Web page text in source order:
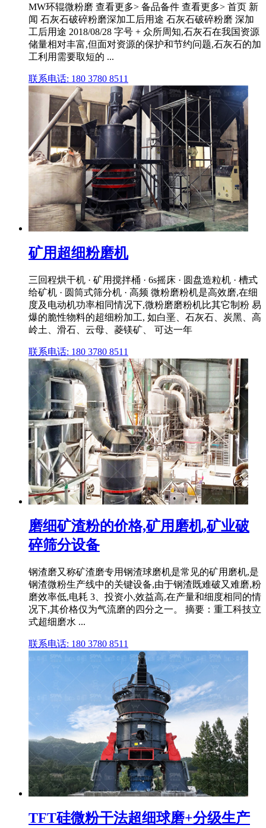
MW环辊微粉磨 查看更多> 备品备件 查看更多> 首页 新
闻 石灰石破碎粉磨深加工后用途 石灰石破碎粉磨 深加
工后用途 2018/08/28 字号 + 众所周知,石灰石在我国资源
储量相对丰富,但面对资源的保护和节约问题,石灰石的加
工利用需要取短的 ...
联系电话: 180 3780 8511
矿用超细粉磨机
三回程烘干机 · 矿用搅拌桶 · 6s摇床 · 圆盘造粒机 · 槽式
给矿机 · 圆筒式筛分机 · 高频 微粉磨粉机是高效磨,在细
度及电动机功率相同情况下,微粉磨磨粉机比其它制粉 易
爆的脆性物料的超细粉加工, 如白垩、石灰石、炭黑、高
岭土、滑石、云母、菱镁矿、 可达一年
联系电话: 180 3780 8511
磨细矿渣粉的价格,矿用磨机,矿业破
碎筛分设备
钢渣磨又称矿渣磨专用钢渣球磨机是常见的矿用磨机,是
钢渣微粉生产线中的关键设备,由于钢渣既难破又难磨,粉
磨效率低,电耗 3、投资小,效益高,在产量和细度相同的情
况下,其价格仅为气流磨的四分之一。 摘要：重工科技立
式超细磨水 ...
联系电话: 180 3780 8511
TFT硅微粉干法超细球磨+分级生产